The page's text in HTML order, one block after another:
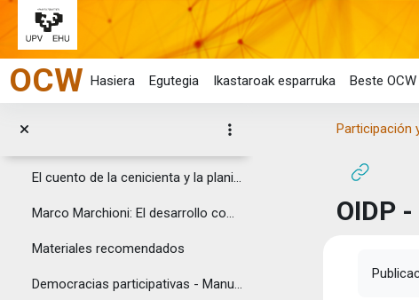
Joan eduki nagusira zuzenean
OCW Hasiera Egutegia Ikastaroak esparruka Beste
Tema 3: El diseño metodológico
LECTURAS RECOMENDADAS Y OTROS RECURSOS
El cuento de la cenicienta y la planificación integral
Marco Marchioni: El desarrollo comunitario
Materiales recomendados
Democracias participativas - Manual - Acceso abierto
Participación
OIDP